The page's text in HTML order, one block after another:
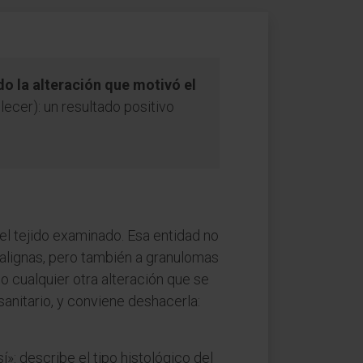
la alteración que motivó el
un resultado positivo
tejido examinado. Esa entidad no
pero también a granulomas
cualquier otra alteración que se
y conviene deshacerla:
describe el tipo histológico del